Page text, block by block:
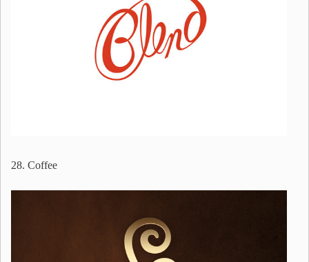
28. Coffee